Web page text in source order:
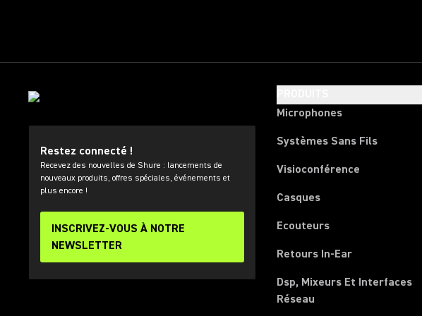
Restez connecté !
Recevez des nouvelles de Shure : lancements de
nouveaux produits, offres spéciales, événements et
plus encore !
INSCRIVEZ-VOUS À NOTRE
NEWSLETTER
Microphones
Systèmes Sans Fils
Visioconférence
Casques
Ecouteurs
Retours In-Ear
Dsp, Mixeurs Et Interfaces
Réseau